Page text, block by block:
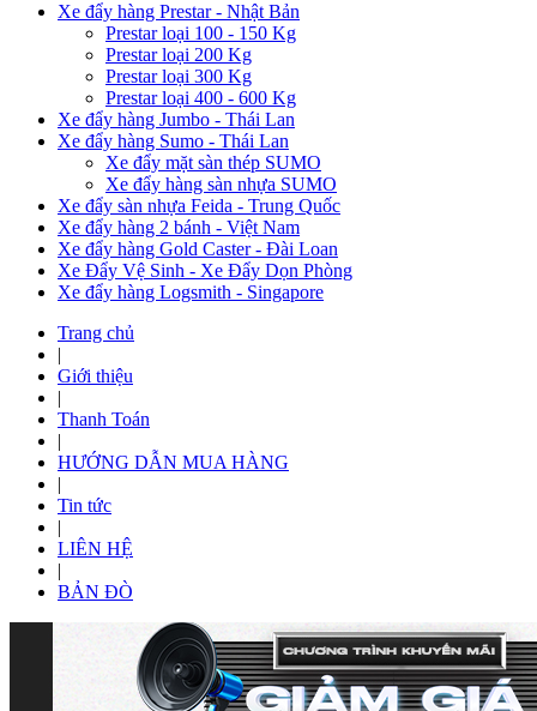
Xe đẩy hàng Prestar - Nhật Bản
Prestar loại 100 - 150 Kg
Prestar loại 200 Kg
Prestar loại 300 Kg
Prestar loại 400 - 600 Kg
Xe đẩy hàng Jumbo - Thái Lan
Xe đẩy hàng Sumo - Thái Lan
Xe đẩy mặt sàn thép SUMO
Xe đẩy hàng sàn nhựa SUMO
Xe đẩy sàn nhựa Feida - Trung Quốc
Xe đẩy hàng 2 bánh - Việt Nam
Xe đẩy hàng Gold Caster - Đài Loan
Xe Đẩy Vệ Sinh - Xe Đẩy Dọn Phòng
Xe đẩy hàng Logsmith - Singapore
Trang chủ
|
Giới thiệu
|
Thanh Toán
|
HƯỚNG DẪN MUA HÀNG
|
Tin tức
|
LIÊN HỆ
|
BẢN ĐÒ